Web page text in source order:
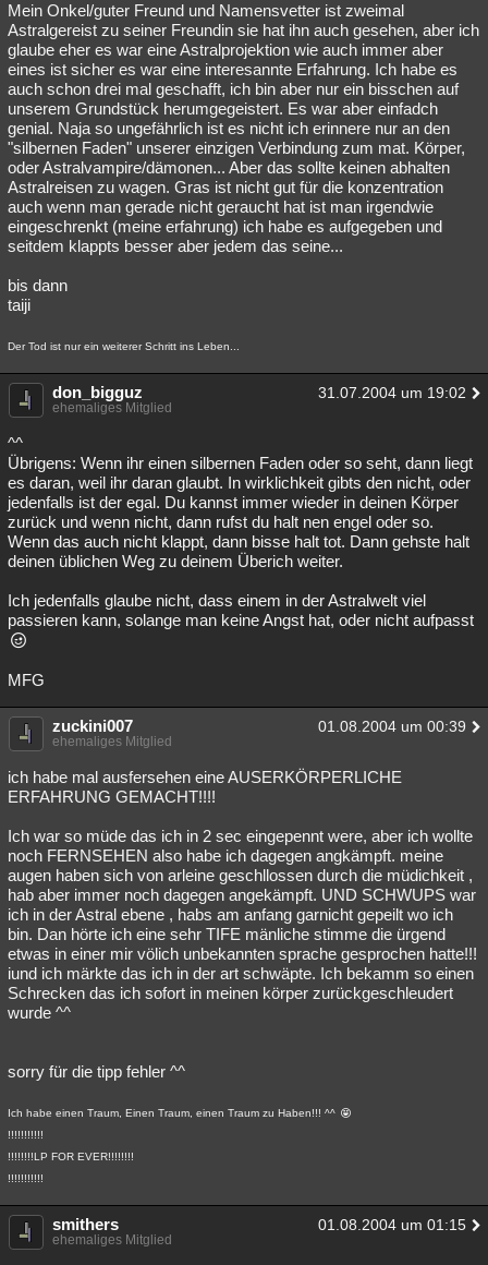
Mein Onkel/guter Freund und Namensvetter ist zweimal
Astralgereist zu seiner Freundin sie hat ihn auch gesehen, aber ich
glaube eher es war eine Astralprojektion wie auch immer aber
eines ist sicher es war eine interesannte Erfahrung. Ich habe es
auch schon drei mal geschafft, ich bin aber nur ein bisschen auf
unserem Grundstück herumgegeistert. Es war aber einfadch
genial. Naja so ungefährlich ist es nicht ich erinnere nur an den
"silbernen Faden" unserer einzigen Verbindung zum mat. Körper,
oder Astralvampire/dämonen... Aber das sollte keinen abhalten
Astralreisen zu wagen. Gras ist nicht gut für die konzentration
auch wenn man gerade nicht geraucht hat ist man irgendwie
eingeschrenkt (meine erfahrung) ich habe es aufgegeben und
seitdem klappts besser aber jedem das seine...
bis dann
taiji
Der Tod ist nur ein weiterer Schritt ins Leben...
don_bigguz 31.07.2004 um 19:02
ehemaliges Mitglied
^^
Übrigens: Wenn ihr einen silbernen Faden oder so seht, dann liegt
es daran, weil ihr daran glaubt. In wirklichkeit gibts den nicht, oder
jedenfalls ist der egal. Du kannst immer wieder in deinen Körper
zurück und wenn nicht, dann rufst du halt nen engel oder so.
Wenn das auch nicht klappt, dann bisse halt tot. Dann gehste halt
deinen üblichen Weg zu deinem Überich weiter.
Ich jedenfalls glaube nicht, dass einem in der Astralwelt viel
passieren kann, solange man keine Angst hat, oder nicht aufpasst
MFG
zuckini007 01.08.2004 um 00:39
ehemaliges Mitglied
ich habe mal ausfersehen eine AUSERKÖRPERLICHE
ERFAHRUNG GEMACHT!!!!
Ich war so müde das ich in 2 sec eingepennt were, aber ich wollte
noch FERNSEHEN also habe ich dagegen angkämpft. meine
augen haben sich von arleine geschllossen durch die müdichkeit ,
hab aber immer noch dagegen angekämpft. UND SCHWUPS war
ich in der Astral ebene , habs am anfang garnicht gepeilt wo ich
bin. Dan hörte ich eine sehr TIFE mänliche stimme die ürgend
etwas in einer mir völich unbekannten sprache gesprochen hatte!!!
iund ich märkte das ich in der art schwäpte. Ich bekamm so einen
Schrecken das ich sofort in meinen körper zurückgeschleudert
wurde ^^
sorry für die tipp fehler ^^
Ich habe einen Traum, Einen Traum, einen Traum zu Haben!!! ^^
!!!!!!!!!!!
!!!!!!!!LP FOR EVER!!!!!!!!
!!!!!!!!!!!
smithers 01.08.2004 um 01:15
ehemaliges Mitglied